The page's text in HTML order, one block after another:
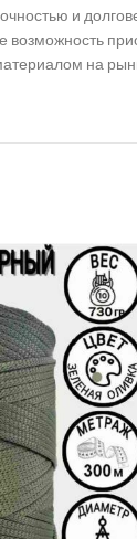
и
возможность
на